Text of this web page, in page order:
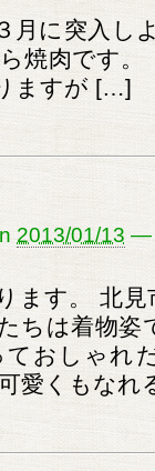
に突入し
焼肉です。
ますが […]
2013/01/13 —
ます。 北
ちは着物
おしゃれ
愛くもな